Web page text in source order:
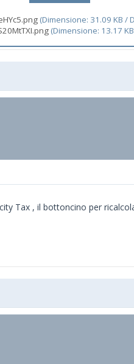
(Dimensione: 31.09 KB /
(Dimensione: 13.17
Tax , il bottoncino per